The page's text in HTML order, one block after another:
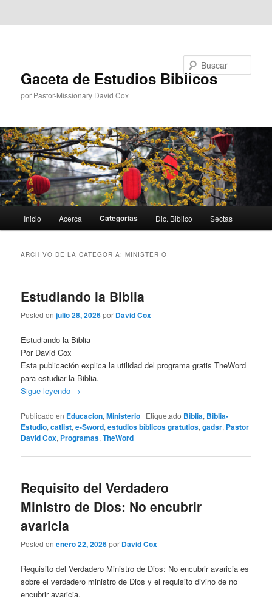
Gaceta de Estudios Biblicos
por Pastor-Missionary David Cox
principal
Inicio Acerca Categorias Dic. Biblico Sectas
ARCHIVO DE LA CATEGORÍA:MINISTERIO
Estudiando la Biblia
Posted onjulio 28, 2026por David Cox
Estudiando la Biblia
Por David Cox
Esta publicación explica la utilidad del programa gratis TheWord
para estudiar la Biblia.
Sigue leyendo →
Publicado en Educacion,Ministerio | Etiquetado Biblia, Biblia-
Estudio,catlist,e-Sword,estudios bíblicos gratutios,gadsr, Pastor
David Cox, Programas,TheWord
Requisito del Verdadero
Ministro de Dios: No encubrir
avaricia
Posted onenero 22, 2026por David Cox
Requisito del Verdadero Ministro de Dios: No encubrir avaricia es
sobre el verdadero ministro de Dios y el requisito divino de no
encubrir avaricia.